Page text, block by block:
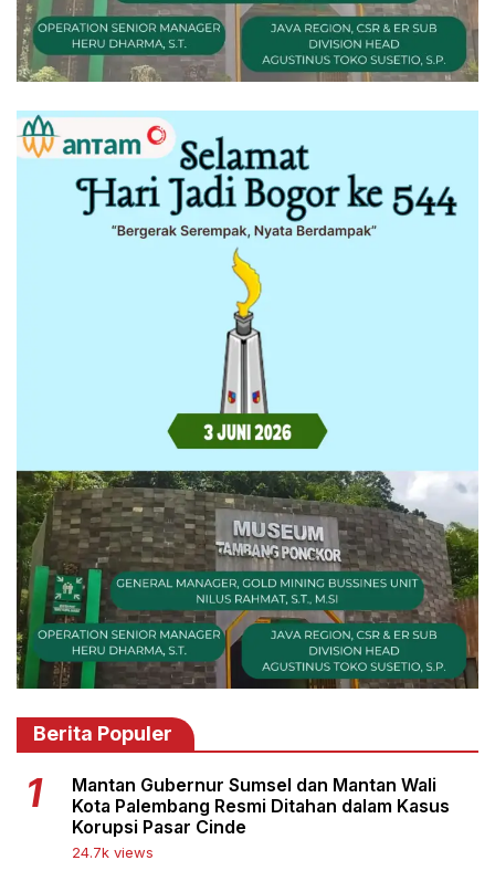
Berita Populer
Mantan Gubernur Sumsel dan Mantan Wali
Kota Palembang Resmi Ditahan dalam Kasus
Korupsi Pasar Cinde
24.7k views